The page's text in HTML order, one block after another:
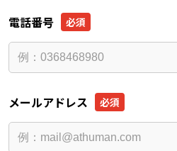
電話番号
メールアドレス